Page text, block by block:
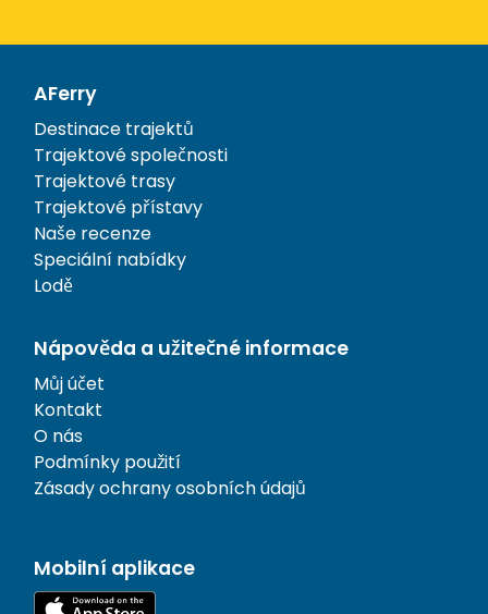
AFerry
Destinace trajektů
Trajektové společnosti
Trajektové trasy
Trajektové přístavy
Naše recenze
Speciální nabídky
Lodě
Nápověda a užitečné informace
Můj účet
Kontakt
O nás
Podmínky použití
Zásady ochrany osobních údajů
Mobilní aplikace